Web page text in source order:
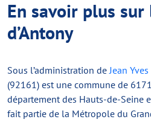
En savoir plus
d’Antony
Sous l’administration deJean
(92161) est une commune de
département des Hauts-de-Seine
fait partie de la Métropole du